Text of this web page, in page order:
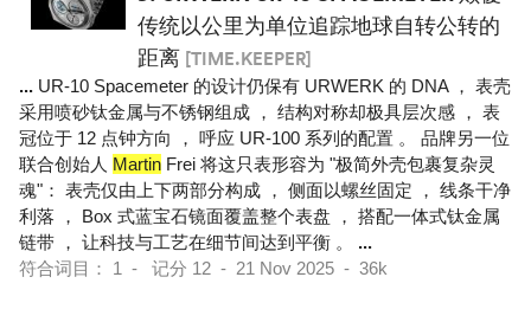
传统以公里为单位追踪地球自转公转的
距离 [TIME.KEEPER]
... UR-10 Spacemeter 的设计仍保有 URWERK 的 DNA ， 表壳
采用喷砂钛金属与不锈钢组成 ， 结构对称却极具层次感 ， 表
冠位于 12 点钟方向 ， 呼应 UR-100 系列的配置 。 品牌另一位
联合创始人 Martin Frei 将这只表形容为 "极简外壳包裹复杂灵
魂"： 表壳仅由上下两部分构成 ， 侧面以螺丝固定 ， 线条干净
利落 ， Box 式蓝宝石镜面覆盖整个表盘 ， 搭配一体式钛金属
链带 ， 让科技与工艺在细节间达到平衡 。 ...
符合词目： 1 - 记分 12 - 21 Nov 2025 - 36k